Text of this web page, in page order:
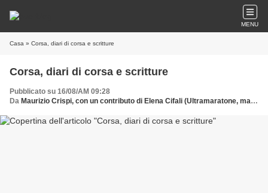
MENU
Casa » Corsa, diari di corsa e scritture
Corsa, diari di corsa e scritture
Pubblicato su 16/08/AM 09:28
Da Maurizio Crispi, con un contributo di Elena Cifali (Ultramaratone, maratone e dintorni)